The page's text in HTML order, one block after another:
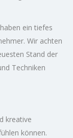
ein tiefes
Wir achten
Stand der
Techniken
kreative
können.